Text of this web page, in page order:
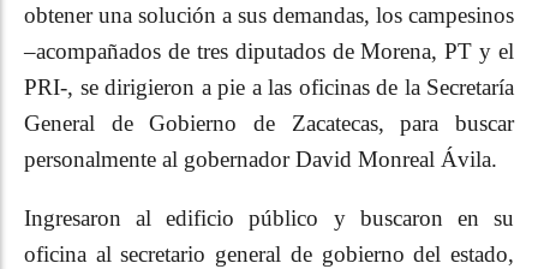
obtener una solución a sus demandas, los campesinos
–acompañados de tres diputados de Morena, PT y el
PRI-, se dirigieron a pie a las oficinas de la Secretaría
General de Gobierno de Zacatecas, para buscar
personalmente al gobernador David Monreal Ávila.
Ingresaron al edificio público y buscaron en su
oficina al secretario general de gobierno del estado,